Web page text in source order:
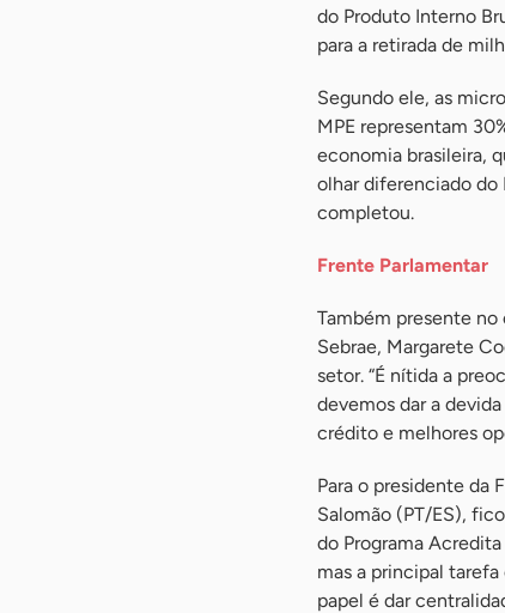
do Produto Interno
para a retirada de
Segundo ele, as
MPE representam
economia brasileira,
olhar diferenciado do
completou.
Frente Parlamentar
Também presente
Sebrae, Margarete
setor. “É nítida a
devemos dar a
crédito e melhores
Para o presidente da
Salomão (PT/ES),
do Programa
mas a principal tarefa
papel é dar